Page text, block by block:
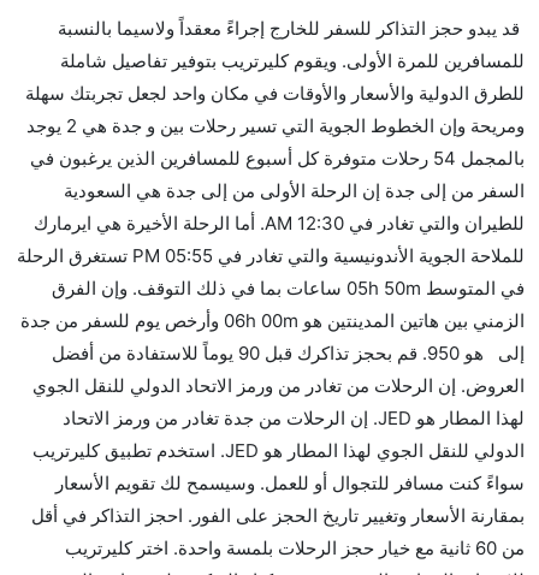
رحلة مباشرة من إلىجدة مما تستغرقه الخطوط الجوية
الأخرى؟
نعم. توفر كل من Jazeera Airways أسرع رحلات الطيران
على هذا الطريق،
هل توفر شركات الطيران مساحة إضافية للنوم؟
كثير من خطوط طيران درجة رجال الأعمال توفر مساحة
إضافية للنوم.
هل يمكنني حمل طعامي الخاص؟
نعم، يمكنك حمل طعامك الخاص، و لكن يجب أن يكون معبئا
بشكل جيد.
هل سيقدم لي الكحول على متن رحلة من إلى جدة؟
لا تقدم شركة الطيران الكحول على متن رحلة داخلية. يتم
تقديم الكحول على متن الرحلات الدولية فقط.
ما متوسط أسعار رحلة الدرجة الاقتصادية من إلى جدة؟
تتراوح أسعار رحلة الدرجة الاقتصادية من AED 950 إلى
AED 5950. السعودية للطيران and ايرمارك للملاحة الجوية
قد يبدو حجز التذاكر للسفر للخارج إجراءً معقداً ولاسيما بالنسبة
للمسافرين للمرة الأولى. ويقوم كليرتريب بتوفير تفاصيل شاملة
للطرق الدولية والأسعار والأوقات في مكان واحد لجعل تجربتك سهلة
ومريحة وإن الخطوط الجوية التي تسير رحلات بين و جدة هي 2 يوجد
بالمجمل 54 رحلات متوفرة كل أسبوع للمسافرين الذين يرغبون في
السفر من إلى جدة إن الرحلة الأولى من إلى جدة هي السعودية
للطيران والتي تغادر في 12:30 AM. أما الرحلة الأخيرة هي ايرمارك
للملاحة الجوية الأندونيسية والتي تغادر في 05:55 PM تستغرق الرحلة
في المتوسط 05h 50m ساعات بما في ذلك التوقف. وإن الفرق
الزمني بين هاتين المدينتين هو 06h 00m وأرخص يوم للسفر من جدة
إلى هو 950. قم بحجز تذاكرك قبل 90 يوماً للاستفادة من أفضل
العروض. إن الرحلات من تغادر من ورمز الاتحاد الدولي للنقل الجوي
لهذا المطار هو JED. إن الرحلات من جدة تغادر من ورمز الاتحاد
الدولي للنقل الجوي لهذا المطار هو JED. استخدم تطبيق كليرتريب
سواءً كنت مسافر للتجوال أو للعمل. وسيسمح لك تقويم الأسعار
بمقارنة الأسعار وتغيير تاريخ الحجز على الفور. احجز التذاكر في أقل
من 60 ثانية مع خيار حجز الرحلات بلمسة واحدة. اختر كليرتريب